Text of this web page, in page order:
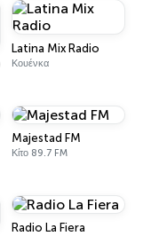
FM
Latina Mix Radio
Κουένκα
Majestad FM
Κίτο 89.7 FM
Radio La Fiera